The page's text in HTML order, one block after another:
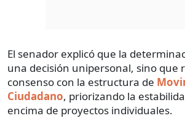
El senador explicó que la
una decisión unipersonal, sino que
consenso con la estructura de
Ciudadano, priorizando la
encima de proyectos individuales.